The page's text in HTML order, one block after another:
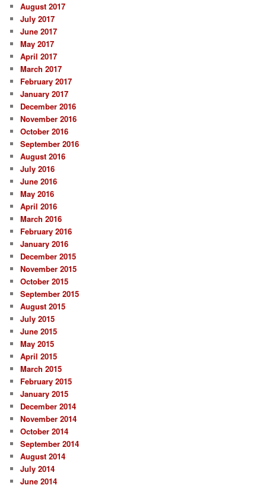
August 2017
July 2017
June 2017
May 2017
April 2017
March 2017
February 2017
January 2017
December 2016
November 2016
October 2016
September 2016
August 2016
July 2016
June 2016
May 2016
April 2016
March 2016
February 2016
January 2016
December 2015
November 2015
October 2015
September 2015
August 2015
July 2015
June 2015
May 2015
April 2015
March 2015
February 2015
January 2015
December 2014
November 2014
October 2014
September 2014
August 2014
July 2014
June 2014